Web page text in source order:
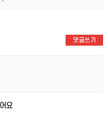
댓글쓰기
요